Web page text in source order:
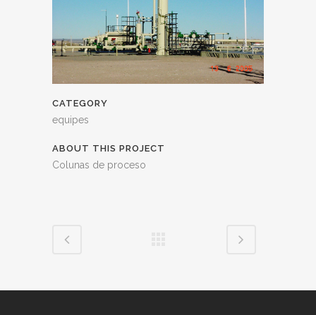
CATEGORY
equipes
ABOUT THIS PROJECT
Colunas de proceso